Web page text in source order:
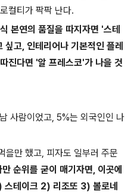
컬티가 팍팍 난다.
본연의 품질을 따지자면 '스테
고, 인테리어나 기본적인 플레
진다면 '알 프레스코'가 나을 것
사람이었고, 5%는 외국인인 나
을만 했고, 피자도 일부러 주문
만 순위를 굳이 매기자면, 이곳에
스테이크 2) 리조또 3) 볼로네